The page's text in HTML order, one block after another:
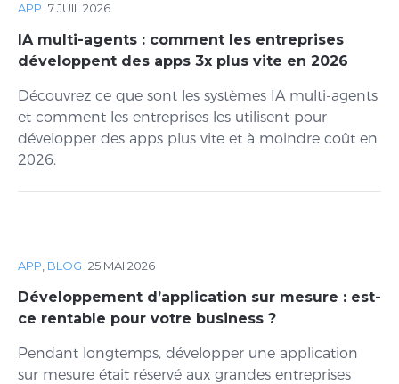
APP ·7 JUIL 2026
IA multi-agents : comment les entreprises
développent des apps 3x plus vite en 2026
Découvrez ce que sont les systèmes IA multi-agents
et comment les entreprises les utilisent pour
développer des apps plus vite et à moindre coût en
2026.
APP BLOG ·25 MAI 2026
Développement d’application sur mesure : est-
ce rentable pour votre business ?
Pendant longtemps, développer une application
sur mesure était réservé aux grandes entreprises